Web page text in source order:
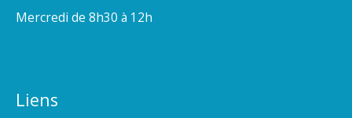
Mercredi de 8h30 à 12h
Liens